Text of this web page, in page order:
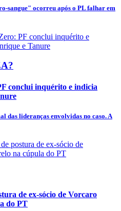
sangue" ocorreu após o PL falhar em
conclui inquérito e indicia
das lideranças envolvidas no caso. A
de ex-sócio de Vorcaro
do PT